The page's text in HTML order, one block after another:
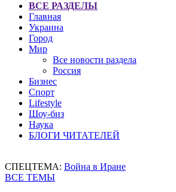
ВСЕ РАЗДЕЛЫ
Главная
Украина
Город
Мир
Все новости раздела
Россия
Бизнес
Спорт
Lifestyle
Шоу-биз
Наука
БЛОГИ ЧИТАТЕЛЕЙ
СПЕЦТЕМА: Война в Иране
ВСЕ ТЕМЫ